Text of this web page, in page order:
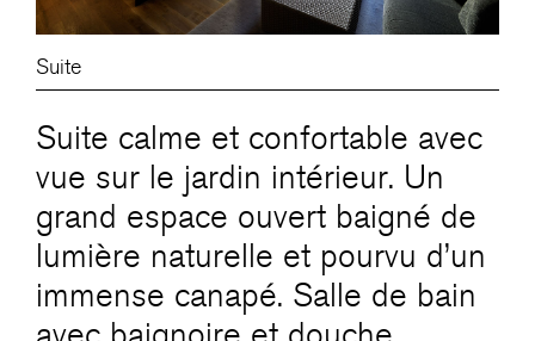
ENG
Suite
Suite calme et confortable avec
vue sur le jardin intérieur. Un
grand espace ouvert baigné de
lumière naturelle et pourvu d’un
immense canapé. Salle de bain